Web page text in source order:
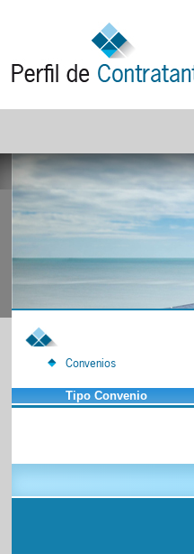
Convenios
Tipo Convenio